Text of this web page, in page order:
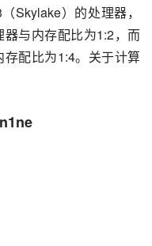
Skylake）的处理器，
与内存配比为1:2，而
配比为1:4。关于计算